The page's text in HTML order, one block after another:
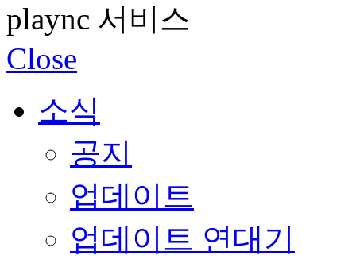
plaync 서비스
Close
소식
공지
업데이트
업데이트 연대기